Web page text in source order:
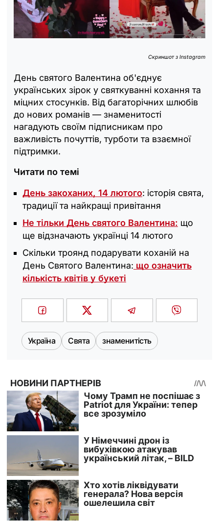
Скриншот з Instagram
День святого Валентина об'єднує
українських зірок у святкуванні кохання та
міцних стосунків. Від багаторічних шлюбів
до нових романів — знаменитості
нагадують своїм підписникам про
важливість почуттів, турботи та взаємної
підтримки.
Читати по темі
День закоханих, 14 лютого: історія свята,
традиції та найкращі привітання
Не тільки День святого Валентина: що
ще відзначають українці 14 лютого
Скільки троянд подарувати коханій на
День Святого Валентина: що означить
кількість квітів у букеті
Україна Свята знаменитість